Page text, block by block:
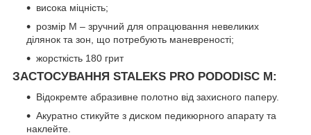
висока міцність;
розмір M – зручний для опрацювання невеликих
ділянок та зон, що потребують маневреності;
жорсткість 180 грит
ЗАСТОСУВАННЯ STALEKS PRO PODODISC M:
Відокремте абразивне полотно від захисного паперу.
Акуратно стикуйте з диском педикюрного апарату та
наклейте.